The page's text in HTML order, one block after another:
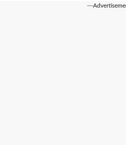
---